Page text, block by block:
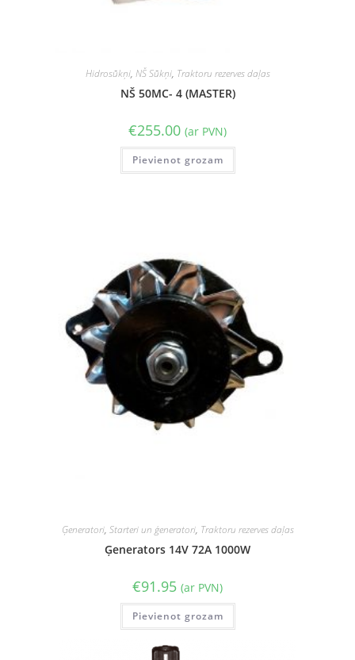
Hidrosūkņi, NŠ Sūkņi, Traktoru rezerves daļas
NŠ 50MC- 4 (MASTER)
€255.00 (ar PVN)
Pievienot grozam
Ģeneratori, Starteri un ģeneratori, Traktoru rezerves daļas
Ģenerators 14V 72A 1000W
€91.95 (ar PVN)
Pievienot grozam